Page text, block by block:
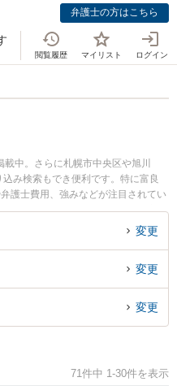
弁護士の方はこちら
閲覧履歴 マイリスト ログイン
中。さらに札幌市中央区や旭川
み検索もでき便利です。特に富良
護士費用、強みなどが注目されてい
近くの弁護士を検索したい』『初回
変更
変更
変更
71件中 1-30件を表示